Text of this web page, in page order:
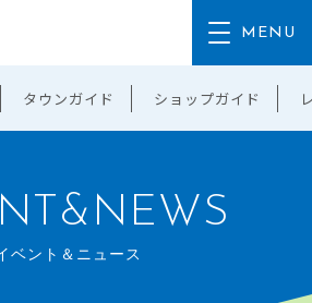
タウンガイド ショップガイド
ベント＆ニュース